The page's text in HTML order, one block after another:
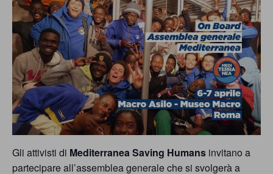
dedicato
fenomeno
del
razzismo
curato
da
Lunaria
Gli attivisti di Mediterranea Saving Humans invitano a
partecipare all’assemblea generale che si svolgerà a